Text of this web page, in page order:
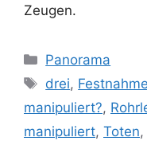
Zeugen.
Kategorien
Panorama
Schlagwörter
drei,
manipuliert?,
manipuliert, Toten,